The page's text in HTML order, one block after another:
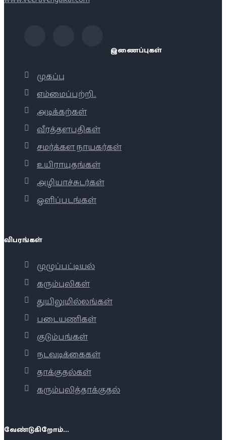
இணைப்புகள்
முகப்பு
எம்மைப்பற்றி..
அடிக்கற்கள்
வீரத்தளபதிகள்
சமர்க்கள நாயகர்கள்
உயிராயுதங்கள்
அழியாச்சுடர்கள்
ஒளிப்படங்கள்
விபரங்கள்
முழுப்பட்டியல்
கரும்புலிகள்
துயிலுமில்லங்கள்
படையணிகள்
குடும்பங்கள்
நடவடிக்கைகள்
தாக்குதல்கள்
கரும்புலித்தாக்குதல்
வேண்டுகிறோம்...